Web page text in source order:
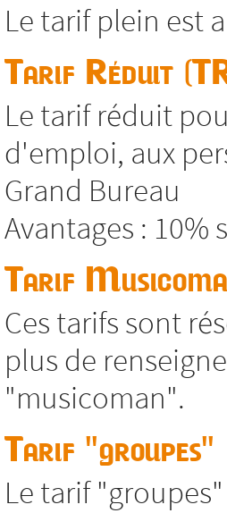
Le tarif plein est
Tarif Réduit
Le tarif réduit
d'emploi, aux
Grand Bureau
Avantages : 10%
Tarif
Ces tarifs sont
plus de
"musicoman".
Tarif "groupes"
Le tarif